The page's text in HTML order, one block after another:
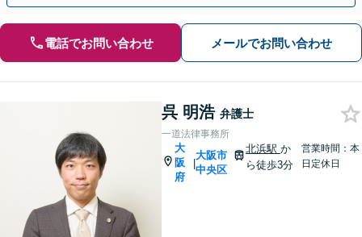
電話でお問い合わせ メールでお問い合わせ
呉 明浩 弁護士
一道法律事務所
大
阪
府
|
大阪市
中央区
北浜駅 か
ら徒歩3分
営業時間：本
日定休日